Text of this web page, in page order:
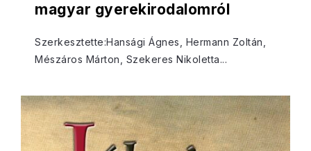
magyar gyerekirodalomról
Szerkesztette:Hansági Ágnes, Hermann Zoltán,
Mészáros Márton, Szekeres Nikoletta...